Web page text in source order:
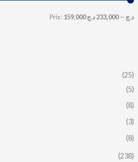
Prix : 159,000 د.ج—233,000 د.ج
(25)
(5)
(8)
(3)
(8)
(238)